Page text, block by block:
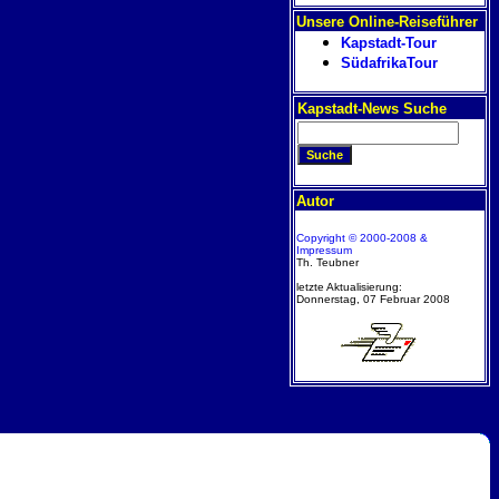
Unsere Online-Reiseführer
Kapstadt-Tour
SüdafrikaTour
Kapstadt-News Suche
Autor
Copyright © 2000-2008 &
Impressum
Th. Teubner
letzte Aktualisierung:
Donnerstag, 07 Februar 2008